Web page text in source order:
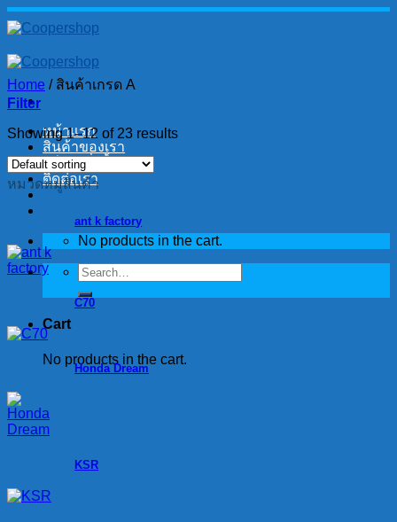
Skip
to
หน้าแรก
สินค้าของเรา
วิธีการสั่งซื้อ
ติดต่อเรา
No products in the cart.
Search
for:
Cart
No products in the cart.
Home /สินค้าเกรด A
Filter
Showing 1–12 of 23 results
หมวดหมู่สินค้า
ant k factory
C70
Honda Dream
KSR